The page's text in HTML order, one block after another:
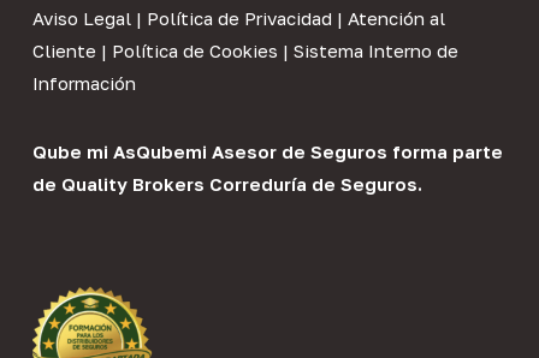
Aviso Legal| Política de Privacidad | Atención al
Cliente | Política de Cookies | Sistema Interno de
Información
Qube mi AsQubemi Asesor de Seguros forma parte
de Quality Brokers Correduría de Seguros.